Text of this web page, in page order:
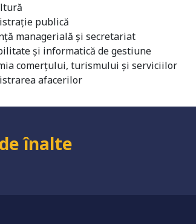
publică
managerială şi secretariat
şi informatică de gestiune
comerţului, turismului şi serviciilor
afacerilor
ridicat
înalte